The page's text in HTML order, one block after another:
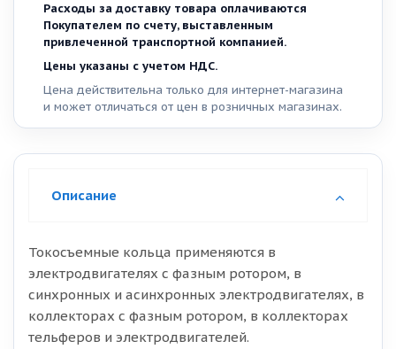
Расходы за доставку товара оплачиваются
Покупателем по счету, выставленным
привлеченной транспортной компанией.
Цены указаны с учетом НДС.
Цена действительна только для интернет-магазина
и может отличаться от цен в розничных магазинах.
Описание
Токосъемные кольца применяются в
электродвигателях с фазным ротором, в
синхронных и асинхронных электродвигателях, в
коллекторах с фазным ротором, в коллекторах
тельферов и электродвигателей.